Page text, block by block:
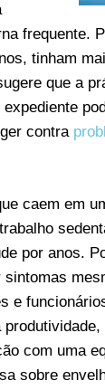
frequente.
tinham
que a
contra
caem em
por anos.
e
com uma
sobre